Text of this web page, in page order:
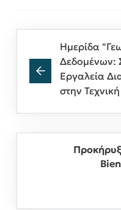
Ημερίδα
Δεδομένων:
Εργαλεία
στην